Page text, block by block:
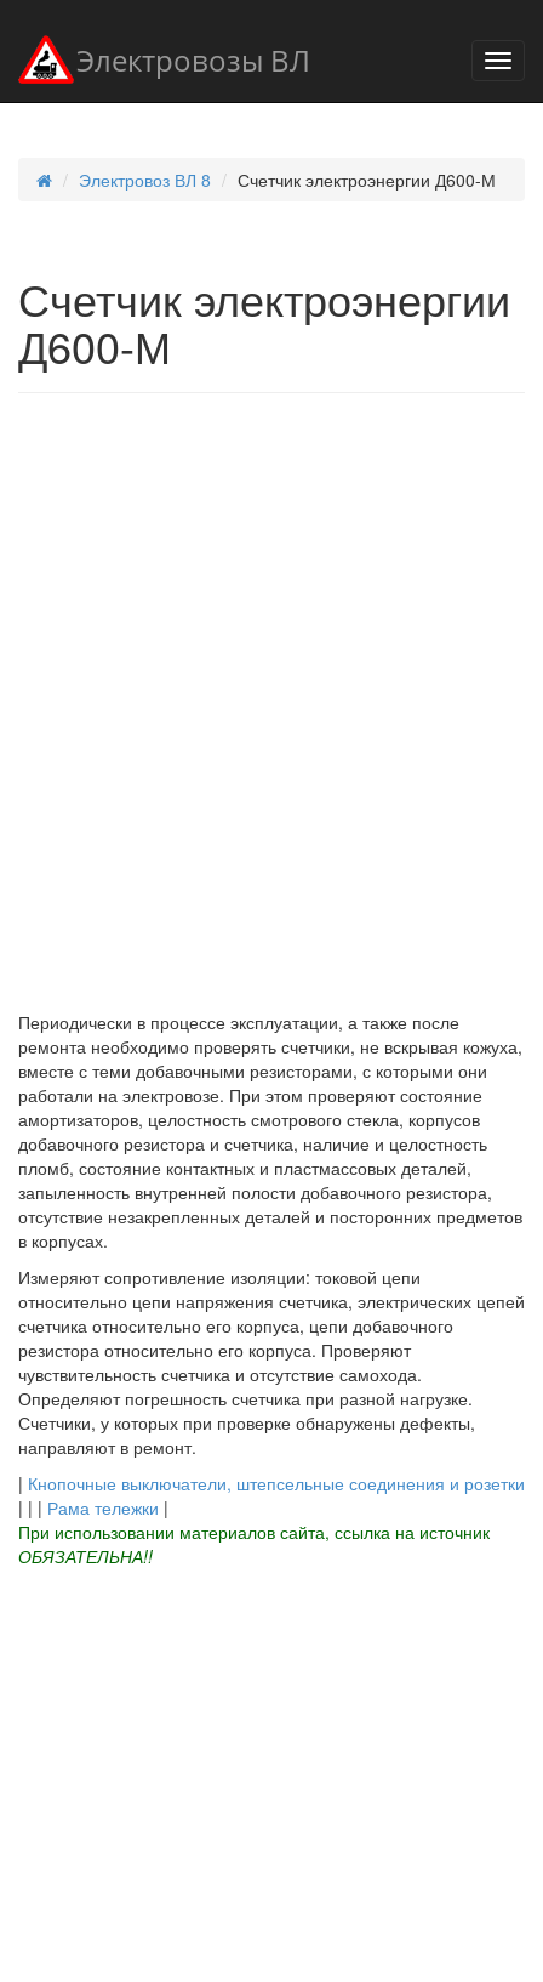
Электровозы ВЛ
Электровоз ВЛ 8 Счетчик электроэнергии Д600-М
Счетчик электроэнергии
Д600-М
Периодически в процессе эксплуатации, а также после
ремонта необходимо проверять счетчики, не вскрывая кожуха,
вместе с теми добавочными резисторами, с которыми они
работали на электровозе. При этом проверяют состояние
амортизаторов, целостность смотрового стекла, корпусов
добавочного резистора и счетчика, наличие и целостность
пломб, состояние контактных и пластмассовых деталей,
запыленность внутренней полости добавочного резистора,
отсутствие незакрепленных деталей и посторонних предметов
в корпусах.
Измеряют сопротивление изоляции: токовой цепи
относительно цепи напряжения счетчика, электрических цепей
счетчика относительно его корпуса, цепи добавочного
резистора относительно его корпуса. Проверяют
чувствительность счетчика и отсутствие самохода.
Определяют погрешность счетчика при разной нагрузке.
Счетчики, у которых при проверке обнаружены дефекты,
направляют в ремонт.
| Кнопочные выключатели, штепсельные соединения и розетки
| | | Рама тележки |
При использовании материалов сайта, ссылка на источник
ОБЯЗАТЕЛЬНА!!